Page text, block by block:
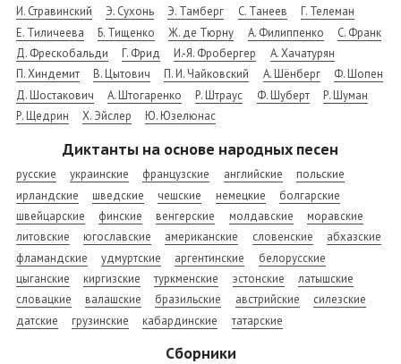
И. Стравинский
Э. Сухонь Э. Тамберг С. Танеев
Г. Телеман
Е. Тиличеева
Б. Тищенко Ж. де Тюрну А. Филиппенко
С. Франк
Д. Фрескобальди
Г. Фрид И.-Я. Фробергер
А. Хачатурян
П. Хиндемит
В. Цытович П. И. Чайковский А. Шёнберг
Ф. Шопен
Д. Шостакович
А. Штогаренко Р. Штраус Ф. Шуберт
Р. Шуман
Р. Щедрин
Х. Эйслер Ю. Юзелюнас
Диктанты на основе народных песен
русские украинские французские английские
польские
ирландские
шведские чешские немецкие
болгарские
швейцарские
финские венгерские молдавские
моравские
литовские
югославские американские словенские
абхазские
фламандские
удмуртские аргентинские
белорусские
цыганские
киргизские туркменские эстонские
латышские
словацкие
валашские бразильские австрийские
силезские
датские
грузинские кабардинские татарские
Сборники